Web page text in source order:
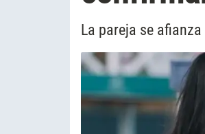
La pareja se